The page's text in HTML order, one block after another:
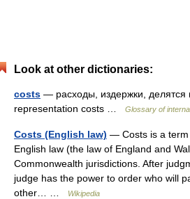
Look at other dictionaries:
costs — расходы, издержки,
representation costs …
Glossary of
Costs (English law) — Costs is a term
English law (the law of England and
Commonwealth jurisdictions. After
judge has the power to order who will
other… …
Wikipedia